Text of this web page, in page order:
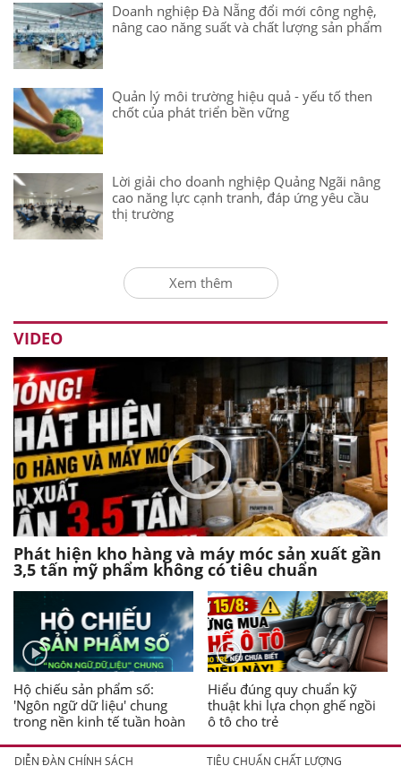
Doanh nghiệp Đà Nẵng đổi mới công nghệ,
nâng cao năng suất và chất lượng sản phẩm
Quản lý môi trường hiệu quả - yếu tố then
chốt của phát triển bền vững
Lời giải cho doanh nghiệp Quảng Ngãi nâng
cao năng lực cạnh tranh, đáp ứng yêu cầu
thị trường
Xem thêm
VIDEO
Phát hiện kho hàng và máy móc sản xuất gần
3,5 tấn mỹ phẩm không có tiêu chuẩn
Hộ chiếu sản phẩm số:
'Ngôn ngữ dữ liệu' chung
trong nền kinh tế tuần hoàn
Hiểu đúng quy chuẩn kỹ
thuật khi lựa chọn ghế ngồi
ô tô cho trẻ
DIỄN ĐÀN CHÍNH SÁCH TIÊU CHUẨN CHẤT LƯỢNG